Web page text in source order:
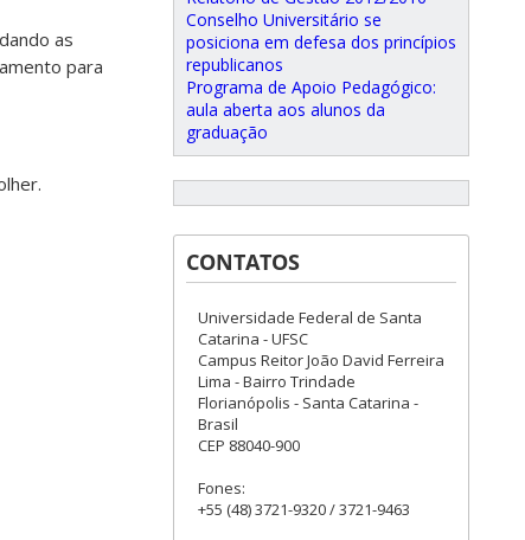
as
para
Conselho Universitário se
posiciona em defesa dos princípios
republicanos
Programa de Apoio Pedagógico:
aula aberta aos alunos da
graduação
CONTATOS
Universidade Federal de Santa
Catarina - UFSC
Campus Reitor João David Ferreira
Lima - Bairro Trindade
Florianópolis - Santa Catarina -
Brasil
CEP 88040-900
Fones:
+55 (48) 3721-9320 / 3721-9463